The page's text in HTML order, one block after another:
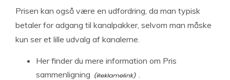
Prisen kan også være en udfordring, da man typisk
betaler for adgang til kanalpakker, selvom man måske
kun ser et lille udvalg af kanalerne.
Her finder du mere information om Pris
sammenligning